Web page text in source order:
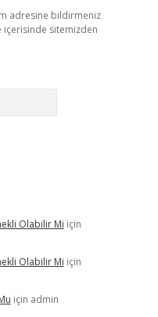
adresine bildirmeniz
içerisinde sitemizden
Olabilir Mi için
Olabilir Mi için
için admin